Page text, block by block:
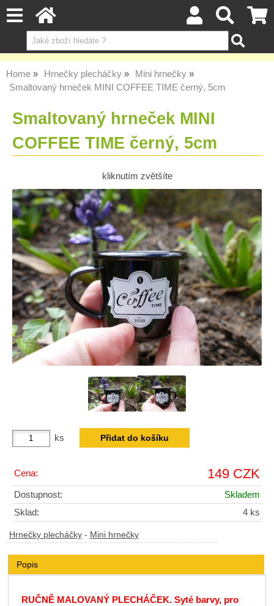
Home Hrnečky plecháčky
Mini hrnečky
Smaltovaný hrneček MINI COFFEE TIME černý, 5cm
Smaltovaný hrneček MINI
COFFEE TIME černý, 5cm
kliknutím zvětšíte
ks
Cena: 149 CZK
Dostupnost:
Skladem
Sklad:
4 ks
Hrnečky plecháčky - Mini hrnečky
Popis
RUČNĚ MALOVANÝ PLECHÁČEK. Syté barvy, pro